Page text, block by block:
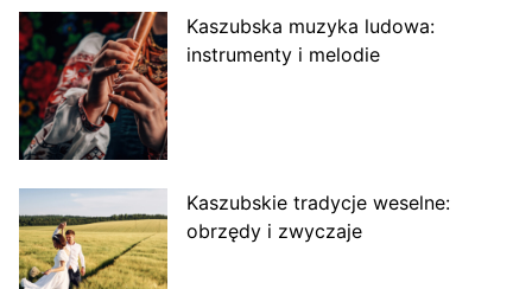
Kaszubska muzyka ludowa:
instrumenty i melodie
Kaszubskie tradycje weselne:
obrzędy i zwyczaje